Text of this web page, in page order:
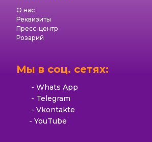
О нас
Реквизиты
Пресс-центр
Розарий
Мы в соц. сетях:
Whats App
Telegram
Vkontakte
YouTube